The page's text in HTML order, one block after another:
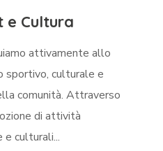
e Cultura
attivamente allo
sportivo, culturale e
comunità. Attraverso
di attività
e culturali...